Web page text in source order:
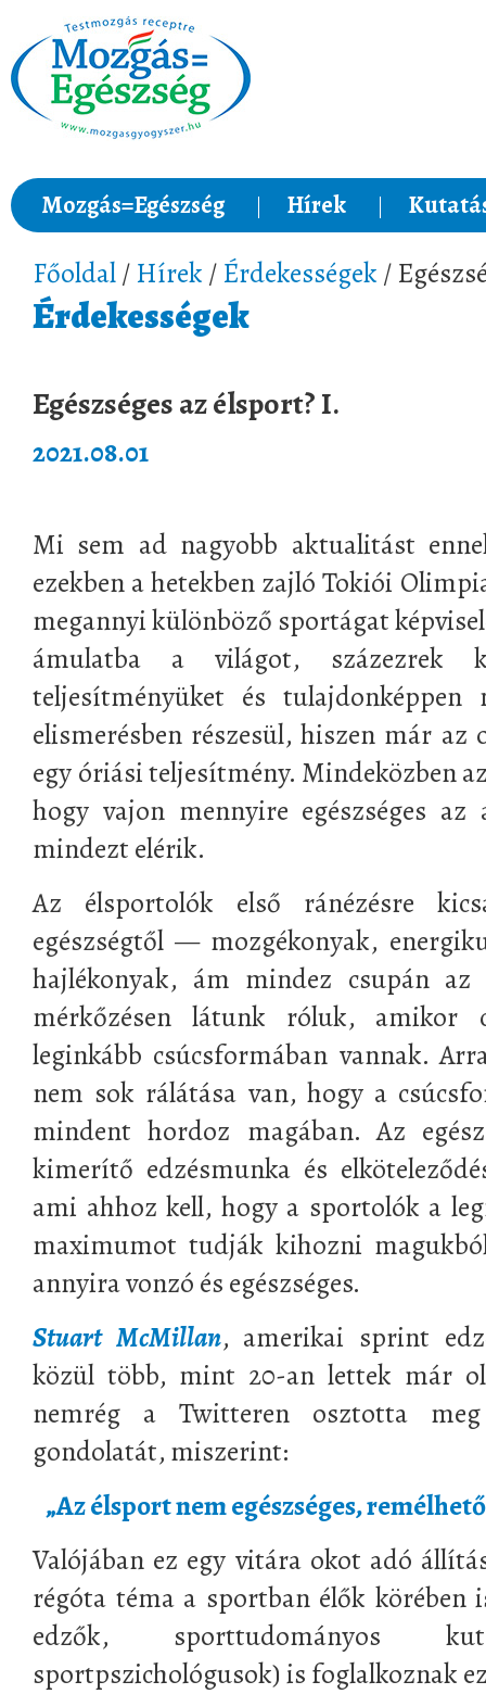
Mozgás=Egészség Hírek
Főoldal/ Hírek / Érdekességek /
Érdekességek
Egészséges az élsport? I.
2021.08.01
Mi sem ad nagyobb aktualitást
ezekben a hetekben zajló Tokiói
megannyi különböző sportágat
ámulatba a világot, százezrek
teljesítményüket és
elismerésben részesül, hiszen már az
egy óriási teljesítmény. Mindeközben
hogy vajon mennyire egészséges
mindezt elérik.
Az élsportolók első ránézésre
egészségtől — mozgékonyak,
hajlékonyak, ám mindez csupán
mérkőzésen látunk róluk, amikor
leginkább csúcsformában vannak.
nem sok rálátása van, hogy a
mindent hordoz magában. Az
kimerítő edzésmunka és
ami ahhoz kell, hogy a sportolók a
maximumot tudják kihozni
annyira vonzó és egészséges.
Stuart McMillan, amerikai sprint
közül több, mint 20-an lettek már
nemrég a Twitteren osztotta
gondolatát, miszerint:
„Az élsport nem egészséges,
Valójában ez egy vitára okot adó
régóta téma a sportban élők körében
edzők, sporttudományos
sportpszichológusok) is foglalkoznak